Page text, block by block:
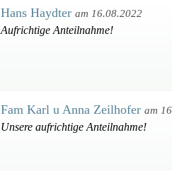
Hans Haydter am 16.08.2022
Aufrichtige Anteilnahme!
Fam Karl u Anna Zeilhofer am
Unsere aufrichtige Anteilnahme!